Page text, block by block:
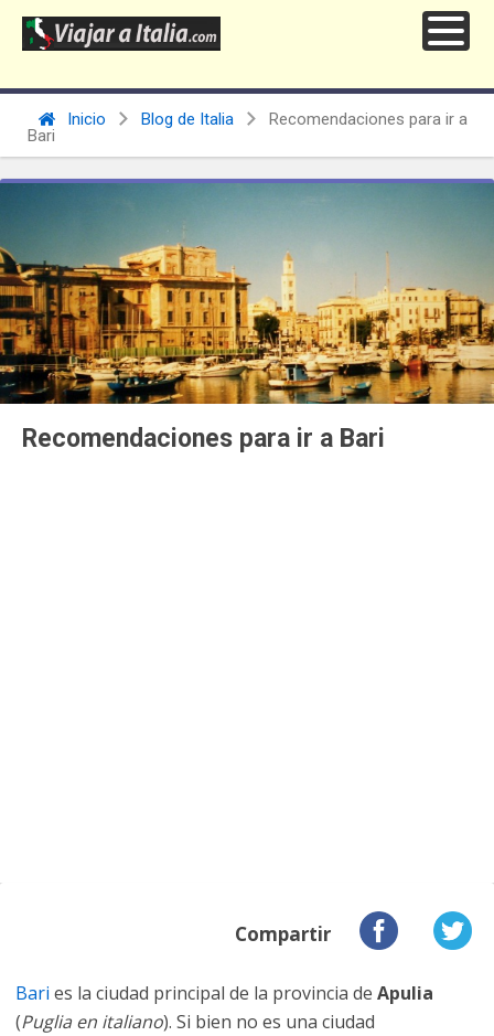
Inicio Blog de Italia
Recomendaciones para ir a
Bari
Recomendaciones para ir a Bari
Compartir
Bari es la ciudad principal de la provincia de Apulia
(Puglia en italiano). Si bien no es una ciudad